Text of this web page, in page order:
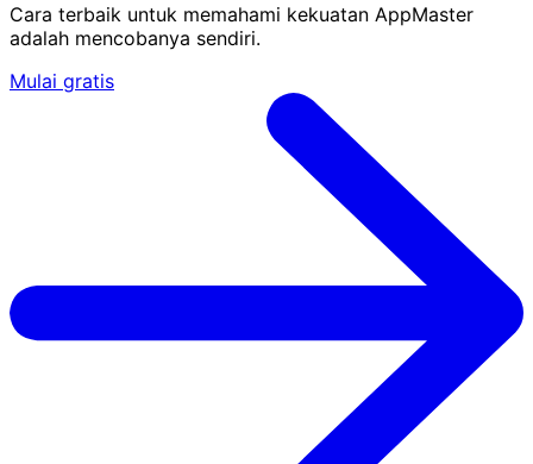
Cara terbaik untuk memahami kekuatan AppMaster
adalah mencobanya sendiri.
Mulai gratis